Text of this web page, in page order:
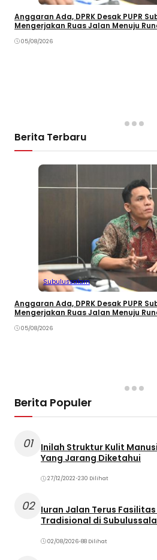
Anggaran Ada, DPRK Desak PUPR
Mengerjakan Ruas Jalan Menuju
05/08/2026
Berita Terbaru
Subulussalam
Anggaran Ada, DPRK Desak PUPR
Mengerjakan Ruas Jalan Menuju
05/08/2026
Berita Populer
01
Inilah Struktur Kulit
Yang Jarang Diketahui
27/12/2022•230 Dilihat
02
Iuran Jalan Terus
Tradisional di
02/08/2026•88 Dilihat